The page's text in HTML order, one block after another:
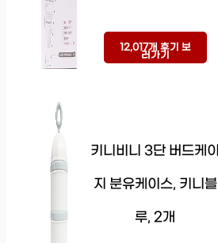
12,017개 후기 보
러가기
키니비니 3단 버드케이
지 분유케이스, 키니블
루, 2개